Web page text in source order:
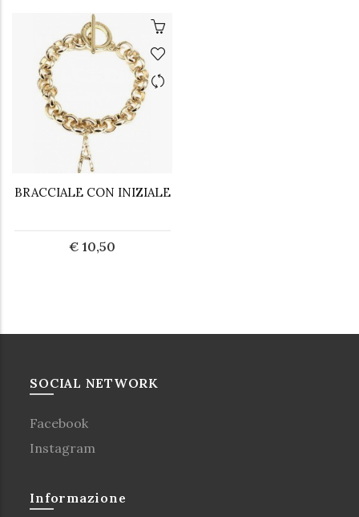
BRACCIALE CON INIZIALE
€ 10,50
SOCIAL NETWORK
Facebook
Instagram
Informazione